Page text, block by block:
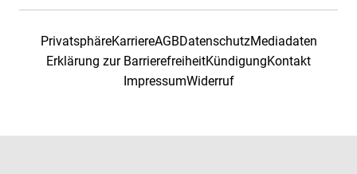
PrivatsphäreKarriereAGBDatenschutzMediadaten
Erklärung zur BarrierefreiheitKündigungKontakt
ImpressumWiderruf